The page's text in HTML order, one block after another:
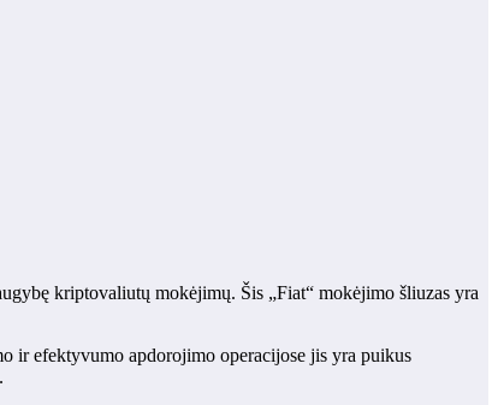
kriptovaliutų mokėjimų. Šis „Fiat“ mokėjimo šliuzas yra
ir efektyvumo apdorojimo operacijose jis yra puikus